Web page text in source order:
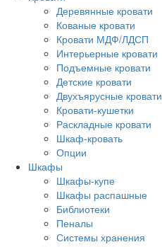
Деревянные кровати
Кованые кровати
Кровати МДФ/ЛДСП
Интерьерные кровати
Подъемные кровати
Детские кровати
Двухъярусные кровати
Кровати-кушетки
Раскладные кровати
Шкаф-кровать
Опции
Шкафы
Шкафы-купе
Шкафы распашные
Библиотеки
Пеналы
Системы хранения